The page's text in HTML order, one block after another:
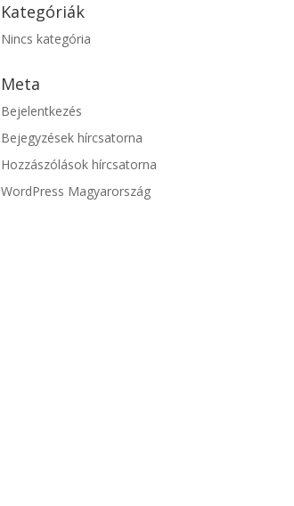
Kategóriák
Nincs kategória
Meta
Bejelentkezés
Bejegyzések hírcsatorna
Hozzászólások hírcsatorna
WordPress Magyarország